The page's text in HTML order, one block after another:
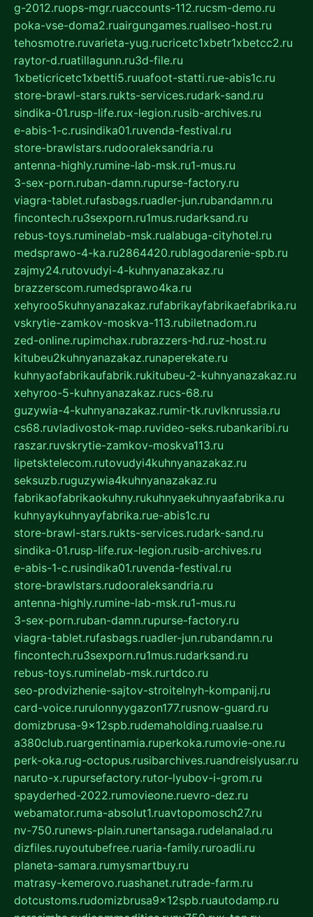
g-2012.ruops-mgr.ruaccounts-112.rucsm-demo.ru
poka-vse-doma2.ruairgungames.ruallseo-host.ru
tehosmotre.ruvarieta-yug.rucricetc1xbetr1xbetcc2.ru
raytor-d.ruatillagunn.ru3d-file.ru
1xbeticricetc1xbetti5.ruuafoot-statti.rue-abis1c.ru
store-brawl-stars.rukts-services.rudark-sand.ru
sindika-01.rusp-life.rux-legion.rusib-archives.ru
e-abis-1-c.rusindika01.ruvenda-festival.ru
store-brawlstars.rudooraleksandria.ru
antenna-highly.rumine-lab-msk.ru1-mus.ru
3-sex-porn.ruban-damn.rupurse-factory.ru
viagra-tablet.rufasbags.ruadler-jun.rubandamn.ru
fincontech.ru3sexporn.ru1mus.rudarksand.ru
rebus-toys.ruminelab-msk.rualabuga-cityhotel.ru
medsprawo-4-ka.ru2864420.rublagodarenie-spb.ru
zajmy24.rutovudyi-4-kuhnyanazakaz.ru
brazzerscom.rumedsprawo4ka.ru
xehyroo5kuhnyanazakaz.rufabrikayfabrikaefabrika.ru
vskrytie-zamkov-moskva-113.rubiletnadom.ru
zed-online.rupimchax.rubrazzers-hd.ruz-host.ru
kitubeu2kuhnyanazakaz.runaperekate.ru
kuhnyaofabrikaufabrik.rukitubeu-2-kuhnyanazakaz.ru
xehyroo-5-kuhnyanazakaz.rucs-68.ru
guzywia-4-kuhnyanazakaz.rumir-tk.ruvlknrussia.ru
cs68.ruvladivostok-map.ruvideo-seks.rubankaribi.ru
raszar.ruvskrytie-zamkov-moskva113.ru
lipetsktelecom.rutovudyi4kuhnyanazakaz.ru
seksuzb.ruguzywia4kuhnyanazakaz.ru
fabrikaofabrikaokuhny.rukuhnyaekuhnyaafabrika.ru
kuhnyaykuhnyayfabrika.rue-abis1c.ru
store-brawl-stars.rukts-services.rudark-sand.ru
sindika-01.rusp-life.rux-legion.rusib-archives.ru
e-abis-1-c.rusindika01.ruvenda-festival.ru
store-brawlstars.rudooraleksandria.ru
antenna-highly.rumine-lab-msk.ru1-mus.ru
3-sex-porn.ruban-damn.rupurse-factory.ru
viagra-tablet.rufasbags.ruadler-jun.rubandamn.ru
fincontech.ru3sexporn.ru1mus.rudarksand.ru
rebus-toys.ruminelab-msk.rurtdco.ru
seo-prodvizhenie-sajtov-stroitelnyh-kompanij.ru
card-voice.rurulonnyygazon177.rusnow-guard.ru
domizbrusa-9x12spb.rudemaholding.ruaalse.ru
a380club.ruargentinamia.ruperkoka.rumovie-one.ru
perk-oka.rug-octopus.rusibarchives.ruandreislyusar.ru
naruto-x.rupursefactory.rutor-lyubov-i-grom.ru
spayderhed-2022.rumovieone.ruevro-dez.ru
webamator.ruma-absolut1.ruavtopomosch27.ru
nv-750.runews-plain.runertansaga.rudelanalad.ru
dizfiles.ruyoutubefree.ruaria-family.ruroadli.ru
planeta-samara.rumysmartbuy.ru
matrasy-kemerovo.ruashanet.rutrade-farm.ru
dotcustoms.rudomizbrusa9x12spb.ruautodamp.ru